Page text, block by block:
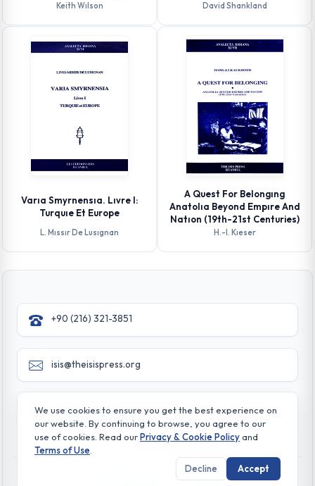
Keith Wılson David Shankland
Varıa Smyrnensıa. Lıvre I:
Turquıe Et Europe
L. Mıssır De Lusıgnan
A Quest For Belongıng
Anatolıa Beyond Empıre And
Natıon (19th-21st Centuries)
H.-l. Kıeser
+90 (216) 321-3851
isis@theisispress.org
Yazmaci Emine Sokak No:4/a Burhaniye - Beylerbeyi
TR 34676 ISTANBUL-TURKEY
© All rights reserved. 2026 The Isis Press
We use cookies to ensure you get the best experience on
our website. By continuing to browse, you agree to our
use of cookies. Read ourPrivacy & Cookie Policyand
Terms of Use
Decline
Accept